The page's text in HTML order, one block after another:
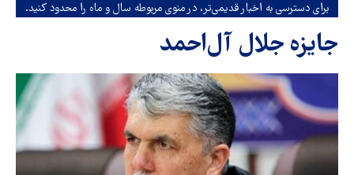
برای دسترسی به اخبار قدیمی‌تر، در منوی مربوطه سال و ماه را محدود کنید.
جایزه جلال آل‌احمد